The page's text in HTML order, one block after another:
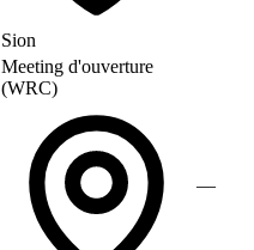
Sion
Meeting d'ouverture
(WRC)
—